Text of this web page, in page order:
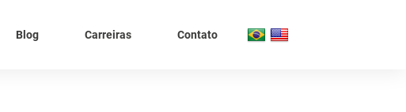
Blog Carreiras Contato